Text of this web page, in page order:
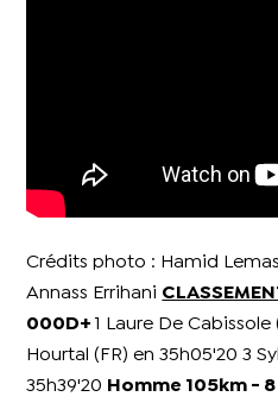
Crédits photo : Hamid
Annass Errihani
000D+
1 Laure De
Hourtal (FR) en 35h05'20 3
35h39'20
Homme 105km -